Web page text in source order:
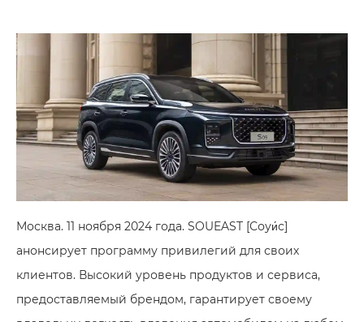
Москва. 11 ноября 2024 года. SOUEAST [Соуи́с]
анонсирует программу привилегий для своих
клиентов. Высокий уровень продуктов и сервиса,
предоставляемый брендом, гарантирует своему